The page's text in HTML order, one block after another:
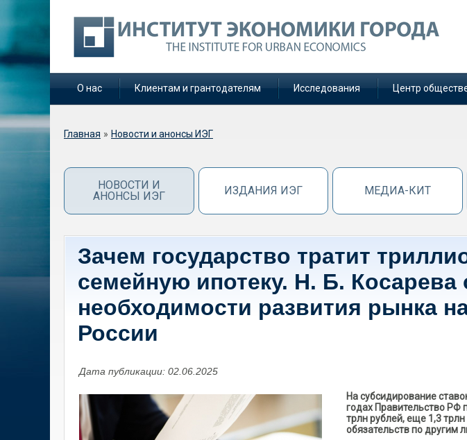
О нас Клиентам и грантодателям Исследования Центр
Вы здесь
Главная » Новости и анонсы ИЭГ
НОВОСТИ И
АНОНСЫ ИЭГ
ИЗДАНИЯ ИЭГ МЕДИА-КИТ
Зачем государство тратит
семейную ипотеку. Н. Б. Косарева
необходимости развития рынка
России
Дата публикации: 02.06.2025
На субсидирование
годах Правительство РФ
трлн рублей, еще 1,3
обязательств по другим